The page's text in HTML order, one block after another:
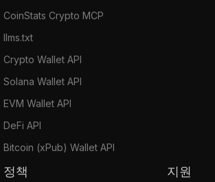
CoinStats Crypto MCP
llms.txt
Crypto Wallet API
Solana Wallet API
EVM Wallet API
DeFi API
Bitcoin (xPub) Wallet API
정책 지원